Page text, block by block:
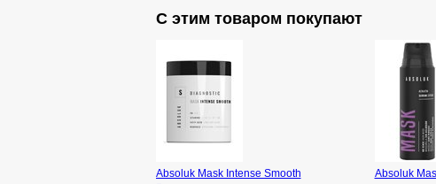
С этим товаром покупают
Absoluk Mask Intense Smooth
Absoluk